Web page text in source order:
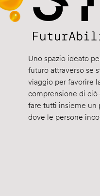
Uno spazio ideato
futuro attraverso se
viaggio per favorire
comprensione di ciò
fare tutti insieme un
dove le persone